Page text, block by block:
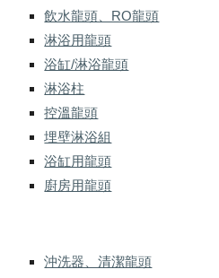
飲水龍頭、RO龍頭
淋浴用龍頭
浴缸/淋浴龍頭
淋浴柱
控溫龍頭
埋壁淋浴組
浴缸用龍頭
廚房用龍頭
沖洗器、清潔龍頭